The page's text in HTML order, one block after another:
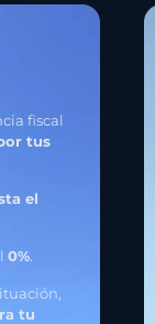
fiscal
tus
el
0%.
tu